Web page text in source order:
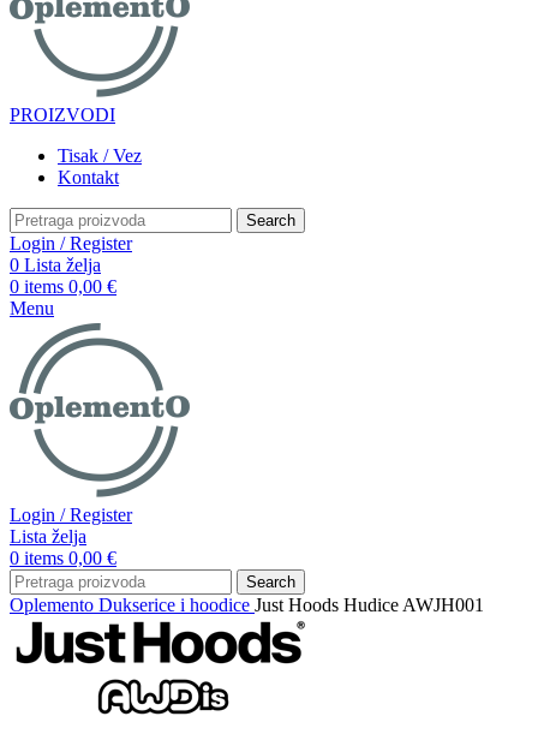
PROIZVODI
Tisak / Vez
Kontakt
Search
Login / Register
0 Lista želja
0 items 0,00 €
Menu
Login / Register
Lista želja
0 items 0,00 €
Search
Oplemento Dukserice i hoodice Just Hoods Hudice AWJH001